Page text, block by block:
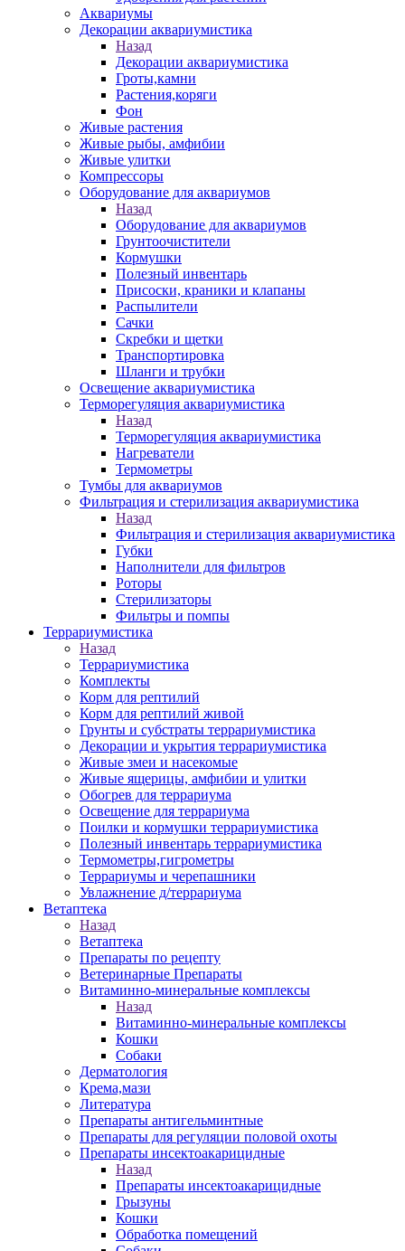
Аквариумы
Декорации аквариумистика
Назад
Декорации аквариумистика
Гроты,камни
Растения,коряги
Фон
Живые растения
Живые рыбы, амфибии
Живые улитки
Компрессоры
Оборудование для аквариумов
Назад
Оборудование для аквариумов
Грунтоочистители
Кормушки
Полезный инвентарь
Присоски, краники и клапаны
Распылители
Сачки
Скребки и щетки
Транспортировка
Шланги и трубки
Освещение аквариумистика
Терморегуляция аквариумистика
Назад
Терморегуляция аквариумистика
Нагреватели
Термометры
Тумбы для аквариумов
Фильтрация и стерилизация аквариумистика
Назад
Фильтрация и стерилизация аквариумистика
Губки
Наполнители для фильтров
Роторы
Стерилизаторы
Фильтры и помпы
Террариумистика
Назад
Террариумистика
Комплекты
Корм для рептилий
Корм для рептилий живой
Грунты и субстраты террариумистика
Декорации и укрытия террариумистика
Живые змеи и насекомые
Живые ящерицы, амфибии и улитки
Обогрев для террариума
Освещение для террариума
Поилки и кормушки террариумистика
Полезный инвентарь террариумистика
Термометры,гигрометры
Террариумы и черепашники
Увлажнение д/террариума
Ветаптека
Назад
Ветаптека
Препараты по рецепту
Ветеринарные Препараты
Витаминно-минеральные комплексы
Назад
Витаминно-минеральные комплексы
Кошки
Собаки
Дерматология
Крема,мази
Литература
Препараты антигельминтные
Препараты для регуляции половой охоты
Препараты инсектоакарицидные
Назад
Препараты инсектоакарицидные
Грызуны
Кошки
Обработка помещений